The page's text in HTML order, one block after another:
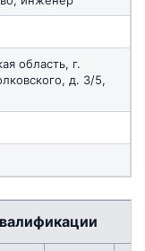
область, г.
д. 3/5,